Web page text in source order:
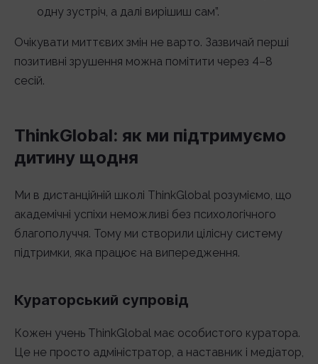
одну зустріч, а далі вирішиш сам”.
Очікувати миттєвих змін не варто. Зазвичай перші
позитивні зрушення можна помітити через 4–8
сесій.
ThinkGlobal: як ми підтримуємо
дитину щодня
Ми в дистанційній школі ThinkGlobal розуміємо, що
академічні успіхи неможливі без психологічного
благополуччя. Тому ми створили цілісну систему
підтримки, яка працює на випередження.
Кураторський супровід
Кожен учень ThinkGlobal має особистого куратора.
Це не просто адміністратор, а наставник і медіатор,